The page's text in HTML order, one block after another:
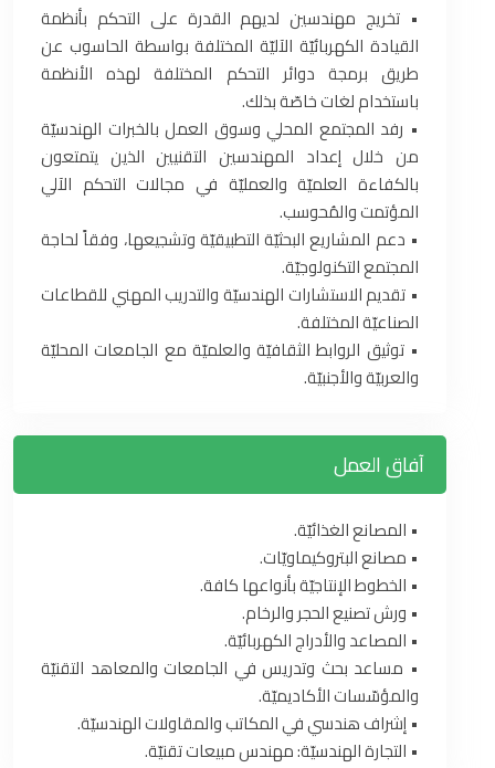
‏•‏ تخريج مهندسين لديهم القدرة على التحكم بأنظمة
القيادة الكهربائيّة الآليّة المختلفة بواسطة الحاسوب عن
طريق برمجة دوائر ‏التحكم المختلفة لهذه الأنظمة
باستخدام لغات خاصّة بذلك‎.‎
‏•‏ رفد المجتمع المحلي وسوق العمل بالخبرات الهندسيّة
من خلال إعداد المهندسين التقنيين الذين يتمتعون
بالكفاءة العلميّة والعمليّة ‏في مجالات التحكم الآلي
المؤتمت والمُحوسب‎.‎
‏•‏ دعم المشاريع البحثيّة التطبيقيّة وتشجيعها، وفقاً لحاجة
المجتمع التكنولوجيّة‎.‎
‏•‏ تقديم الاستشارات الهندسيّة والتدريب المهني للقطاعات
الصناعيّة المختلفة‎.‎
‏•‏ توثيق الروابط الثقافيّة والعلميّة مع الجامعات المحليّة
والعربيّة والأجنبيّة‎.‎
آفاق العمل
‏•‏ المصانع الغذائيّة‎.‎
‏•‏ مصانع البتروكيماويّات‎.‎
‏•‏ الخطوط الإنتاجيّة بأنواعها كافة‎.‎
‏•‏ ورش تصنيع الحجر والرخام‎.‎
‏•‏ المصاعد والأدراج الكهربائيّة‎.‎
‏•‏ مساعد بحث وتدريس في الجامعات والمعاهد التقنيّة
والمؤسّسات الأكاديميّة‎.‎
‏•‏ إشراف هندسي في المكاتب والمقاولات الهندسيّة‎.‎
‏•‏ التجارة الهندسيّة: مهندس مبيعات تقنيّة‎.‎